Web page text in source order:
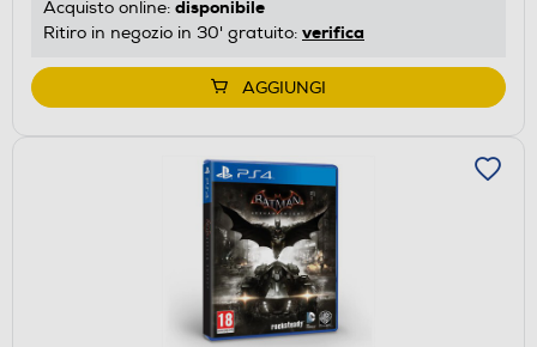
Acquisto online: disponibile
Ritiro in negozio in 30' gratuito: verifica
AGGIUNGI